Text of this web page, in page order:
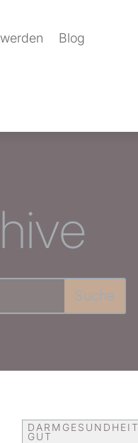
Blog
DARMGESUNDHEIT
GUT